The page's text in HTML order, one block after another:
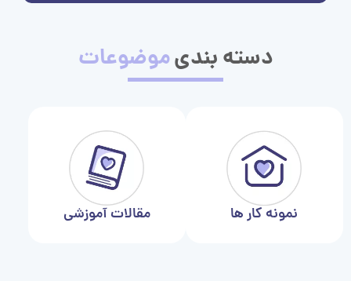
دسته بندیموضوعات
نمونه کار ها مقالات آموزشی